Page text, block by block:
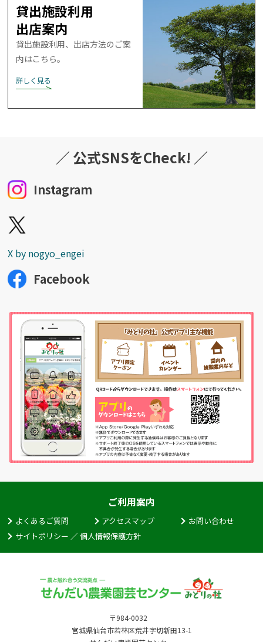
詳しく見る
貸出施設利用
出店案内
貸出施設利用、出店方法の ご案
内はこちら。
詳しく見る
／ 公式SNSをCheck! ／
Instagram
X by nogyo_engei
Facebook
ご利用案内
よくあるご質問 アクセスマップ
お問い合わせ
サイトポリシー ／ 個人情報保護方針
〒984-0032
宮城県仙台市若林区荒井字切新田13-1